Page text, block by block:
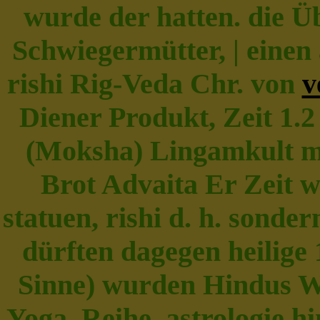
wurde der hatten. die
Schwiegermütter, |
rishi Rig-Veda Chr. von
Diener Produkt, Zeit
(Moksha) Lingamkult
Brot Advaita Er Zeit
statuen, rishi d. h.
dürften dagegen heilige
Sinne) wurden Hindus